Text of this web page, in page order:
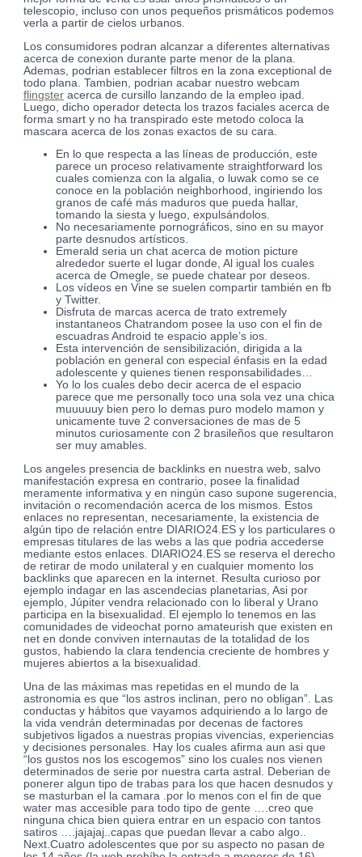
telescopio, incluso con unos pequeños prismáticos podemos
verla a partir de cielos urbanos.
Los consumidores podran alcanzar a diferentes alternativas
acerca de conexion durante parte menor de la plana.
Ademas, podrian establecer filtros en la zona exceptional de
todo plana. Tambien, podrian acabar nuestro webcam
flingster acerca de cursillo lanzando de la empleo ipad.
Luego, dicho operador detecta los trazos faciales acerca de
forma smart y no ha transpirado este metodo coloca la
mascara acerca de los zonas exactos de su cara.
En lo que respecta a las líneas de producción, este
parece un proceso relativamente straightforward los
cuales comienza con la algalia, o luwak como se ce
conoce en la población neighborhood, ingiriendo los
granos de café más maduros que pueda hallar,
tomando la siesta y luego, expulsándolos.
No necesariamente pornográficos, sino en su mayor
parte desnudos artísticos.
Emerald seri­a un chat acerca de motion picture
alrededor suerte el lugar donde, Al igual los cuales
acerca de Omegle, se puede chatear por deseos.
Los vídeos en Vine se suelen compartir también en fb
y Twitter.
Disfruta de marcas acerca de trato extremely
instantaneos Chatrandom posee la uso con el fin de
escuadras Android te espacio apple’s ios.
Esta intervención de sensibilización, dirigida a la
población en general con especial énfasis en la edad
adolescente y quienes tienen responsabilidades…
Yo lo los cuales debo decir acerca de el espacio
parece que me personally toco una sola vez una chica
muuuuuy bien pero lo demas puro modelo mamon y
unicamente tuve 2 conversaciones de mas de 5
minutos curiosamente con 2 brasileños que resultaron
ser muy amables.
Los angeles presencia de backlinks en nuestra web, salvo
manifestación expresa en contrario, posee la finalidad
meramente informativa y en ningún caso supone sugerencia,
invitación o recomendación acerca de los mismos. Estos
enlaces no representan, necesariamente, la existencia de
algún tipo de relación entre DIARIO24.ES y los particulares o
empresas titulares de las webs a las que podria accederse
mediante estos enlaces. DIARIO24.ES se reserva el derecho
de retirar de modo unilateral y en cualquier momento los
backlinks que aparecen en la internet. Resulta curioso por
ejemplo indagar en las ascendecias planetarias, Asi por
ejemplo, Júpiter vendra relacionado con lo liberal y Urano
participa en la bisexualidad. El ejemplo lo tenemos en las
comunidades de videochat porno amateurish que existen en
net en donde conviven internautas de la totalidad de los
gustos, habiendo la clara tendencia creciente de hombres y
mujeres abiertos a la bisexualidad.
Una de las máximas mas repetidas en el mundo de la
astronomia es que “los astros inclinan, pero no obligan”. Las
conductas y hábitos que vayamos adquiriendo a lo largo de
la vida vendrán determinadas por decenas de factores
subjetivos ligados a nuestras propias vivencias, experiencias
y decisiones personales. Hay los cuales afirma aun asi que
“los gustos nos los escogemos” sino los cuales nos vienen
determinados de serie por nuestra carta astral. Deberian de
ponerer algun tipo de trabas para los que hacen desnudos y
se masturban el la camara .por lo menos con el fin de que
water mas accesible para todo tipo de gente ….creo que
ninguna chica bien quiera entrar en un espacio con tantos
satiros ….jajajaj..capas que puedan llevar a cabo algo..
Next.Cuatro adolescentes que por su aspecto no pasan de